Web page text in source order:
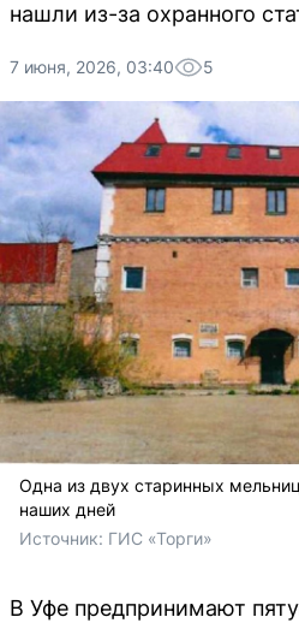
нашли из-за охранного
7 июня, 2026, 03:40 5
Одна из двух старинных
наших дней
Источник: ГИС «Торги»
В Уфе предпринимают